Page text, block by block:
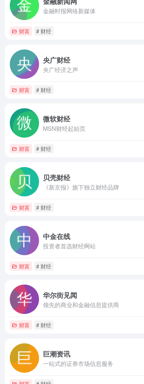
金融时报网络新媒体
财富 # 财经
央广财经
央广经济之声
财富 # 财经
微软财经
MSN财经起始页
财富 # 财经
贝壳财经
《新京报》旗下独立财经品牌
财富 # 财经
中金在线
投资者首选财经网站
财富 # 财经
华尔街见闻
领先的商业和金融信息提供商
财富 # 财经
巨潮资讯
一站式的证券市场信息服务